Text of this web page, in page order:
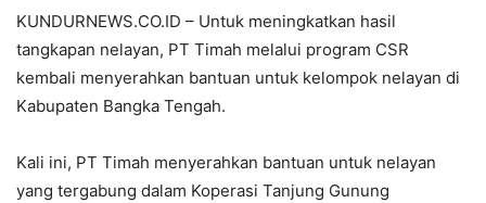
KUNDURNEWS.CO.ID – Untuk meningkatkan hasil
tangkapan nelayan, PT Timah melalui program CSR
kembali menyerahkan bantuan untuk kelompok nelayan di
Kabupaten Bangka Tengah.
Kali ini, PT Timah menyerahkan bantuan untuk nelayan
yang tergabung dalam Koperasi Tanjung Gunung